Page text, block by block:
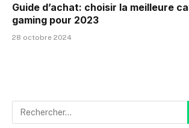
Guide d’achat: choisir la meilleure
gaming pour 2023
28 octobre 2024